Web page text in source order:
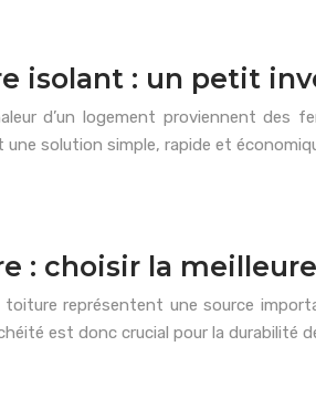
isolant : un petit
d’un logement proviennent
solution simple, rapide et
: choisir la
toiture représentent une source
est donc crucial pour la durabilité